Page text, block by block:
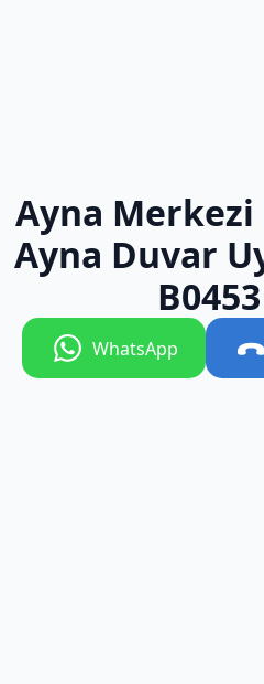
Ayna Merkezi
Ayna Duvar
B0453
WhatsApp